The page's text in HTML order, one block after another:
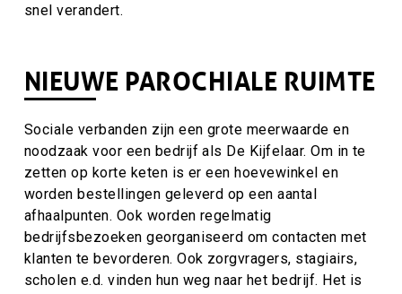
snel verandert.
NIEUWE PAROCHIALE RUIMTE
Sociale verbanden zijn een grote meerwaarde en
noodzaak voor een bedrijf als De Kijfelaar. Om in te
zetten op korte keten is er een hoevewinkel en
worden bestellingen geleverd op een aantal
afhaalpunten. Ook worden regelmatig
bedrijfsbezoeken georganiseerd om contacten met
klanten te bevorderen. Ook zorgvragers, stagiairs,
scholen e.d. vinden hun weg naar het bedrijf. Het is